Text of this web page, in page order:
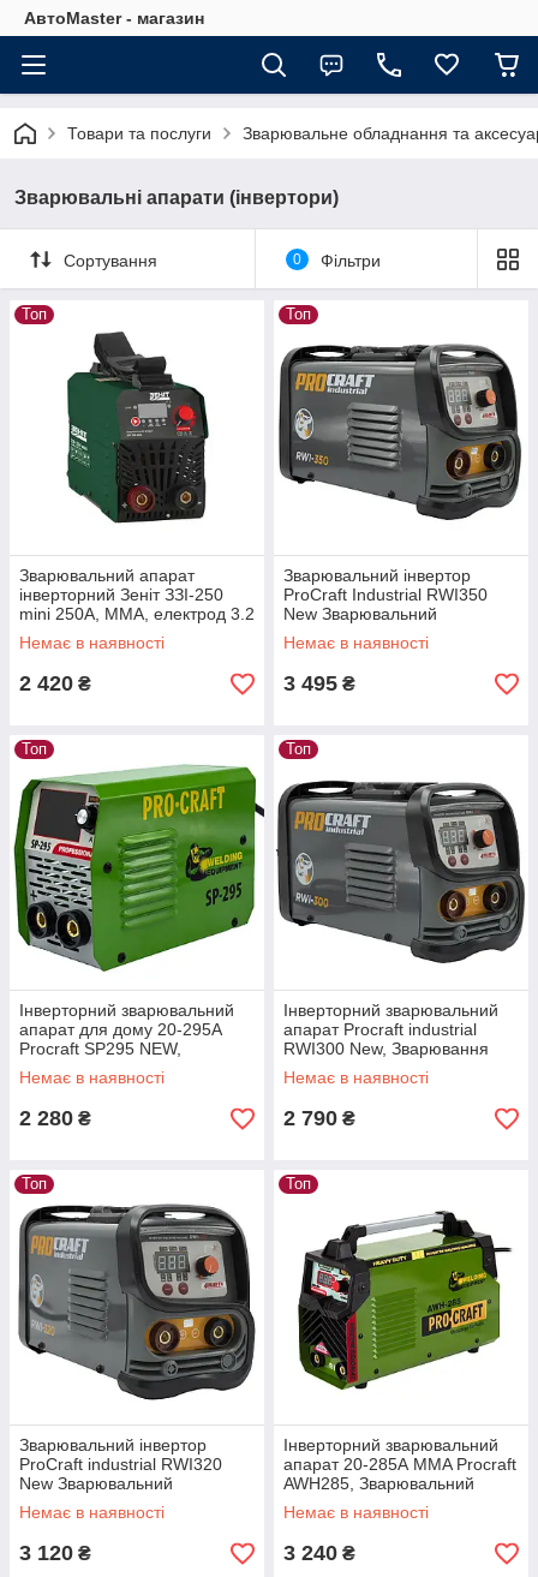
АвтоMaster - магазин
Товари та послуги Зварювальне обладнання та
Зварювальні апарати (інвертори)
Сортування 0 Фільтри
Топ
Зварювальний апарат
інверторний Зеніт ЗЗІ-250
mini 250А, MMA, електрод 3.2
мм, компактний
Немає в наявності
2 420 ₴
Топ
Зварювальний інвертор
ProCraft Industrial RWI350
New Зварювальний
інверторний апарат
Прокрафт Гарантія 3 роки
Немає в наявності
3 495 ₴
Топ
Інверторний зварювальний
апарат для дому 20-295А
Procraft SP295 NEW,
Зварювальний автомат
Прокрафт, Гарантія 3 роки
Немає в наявності
2 280 ₴
Топ
Інверторний зварювальний
апарат Procraft industrial
RWI300 New, Зварювання
інверторне для дому, дачі та
гаража
Немає в наявності
2 790 ₴
Топ
Зварювальний інвертор
ProCraft industrial RWI320
New Зварювальний
інверторний апарат
Прокрафт для дому Гарантія
Немає в наявності
3 120 ₴
Топ
Інверторний зварювальний
апарат 20-285А MMA Procraft
AWH285, Зварювальний
автомат, Зварювання для
дому, Гарантія 3 роки
Немає в наявності
3 240 ₴